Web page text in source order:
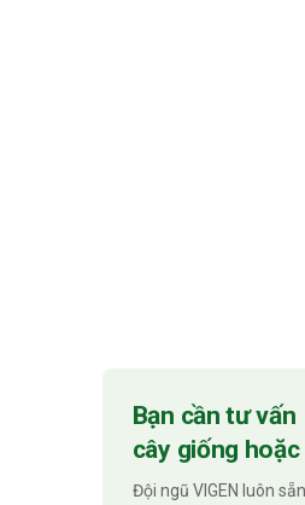
Bạn cần tư vấn
cây giống hoặc
Đội ngũ VIGEN luôn